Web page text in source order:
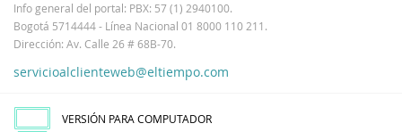
Info general del portal: PBX: 57 (1) 2940100.
Bogotá 5714444 - Línea Nacional 01 8000 110 211.
Dirección: Av. Calle 26 # 68B-70.
servicioalclienteweb@eltiempo.com
VERSIÓN PARA COMPUTADOR